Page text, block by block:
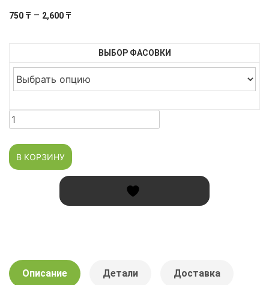
750 ₸ – 2,600 ₸
ВЫБОР ФАСОВКИ
Количество
товара
Приправа
Классическая
кг
В КОРЗИНУ
Описание Детали Доставка